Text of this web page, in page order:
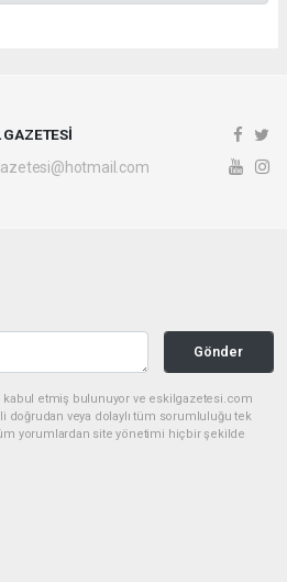
GAZETESİ
Gönder
kabul etmiş bulunuyor ve eskilgazetesi.com
doğrudan veya dolaylı tüm sorumluluğu tek
yorumlardan site yönetimi hiçbir şekilde